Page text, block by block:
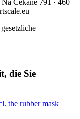
Cekané 791 · 460
die Sie